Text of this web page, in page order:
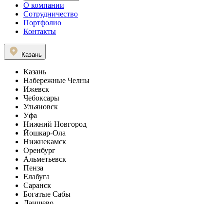
О компании
Сотрудничество
Портфолио
Контакты
Казань
Казань
Набережные Челны
Ижевск
Чебоксары
Ульяновск
Уфа
Нижний Новгород
Йошкар-Ола
Нижнекамск
Оренбург
Альметьевск
Пенза
Елабуга
Саранск
Богатые Сабы